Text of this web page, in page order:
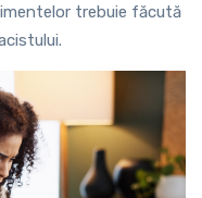
trebuie făcută